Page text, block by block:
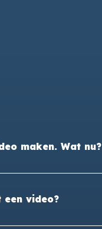
maken. Wat nu?
een video?